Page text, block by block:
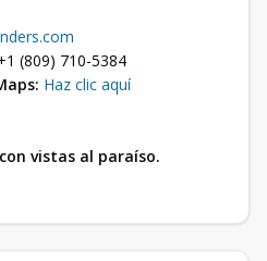
(809) 710-5384
Haz clic aquí
vistas al paraíso.